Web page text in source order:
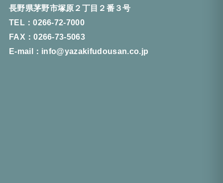
長野県茅野市塚原２丁目２番３号
TEL：0266-72-7000
FAX：0266-73-5063
E-mail：info@yazakifudousan.co.jp